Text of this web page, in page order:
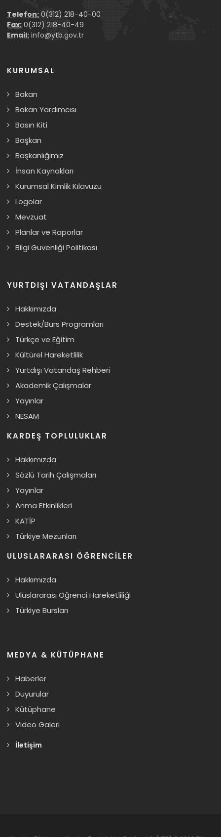
Telefon: 0(312) 218-40-00
Fax: 0(312) 218-40-49
Email: info@ytb.gov.tr
KURUMSAL
Bakan
Bakan Yardımcısı
Basın Kiti
Başkan
Başkanlığımız
İnsan Kaynakları
Kurumsal Kimlik Kılavuzu
Logolar
Mevzuat
Planlar ve Raporlar
Bilgi Güvenliği Politikası
YURTDIŞI VATANDAŞLAR
Hakkımızda
Destek/Burs Programları
Türkçe ve Eğitim
Kültürel Hareketlilik
Yurtdışı Vatandaş Rehberi
Akademik Çalışmalar
Yayınlar
NESAM
KARDEŞ TOPLULUKLAR
Hakkımızda
Sözlü Tarih Çalışmaları
Yayınlar
Anma Etkinlikleri
KATİP
Türkiye Mezunları
ULUSLARARASI ÖĞRENCILER
Hakkımızda
Uluslararası Öğrenci Hareketliliği
Türkiye Bursları
MEDYA & KÜTÜPHANE
Haberler
Duyurular
Kütüphane
Video Galeri
İletişim